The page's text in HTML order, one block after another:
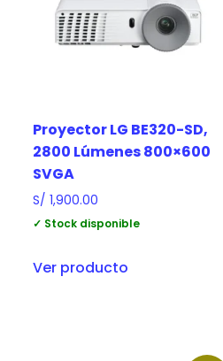
Proyector LG BE320-SD,
2800 Lúmenes 800×600
SVGA
S/ 1,900.00
✓ Stock disponible
Ver producto